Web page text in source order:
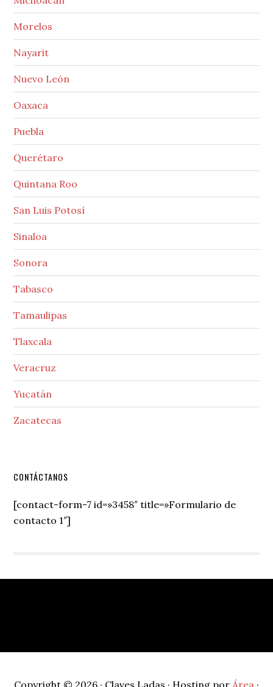
Morelos
Nayarit
Nuevo León
Oaxaca
Puebla
Querétaro
Quintana Roo
San Luis Potosí
Sinaloa
Sonora
Tabasco
Tamaulipas
Tlaxcala
Veracruz
Yucatán
Zacatecas
Secondary
Sidebar
CONTÁCTANOS
[contact-form-7 id=»3458″ title=»Formulario de
contacto 1″]
Copyright © 2026 · Claves Ladas · Hosting por Área ·